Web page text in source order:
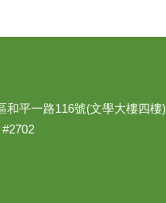
和平一路116號(文學大樓四樓)